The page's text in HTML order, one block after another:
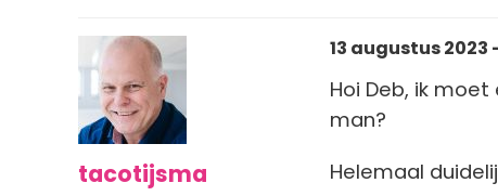
tacotijsma
13 augustus 2023 -
Hoi Deb, ik
man?
Helemaal